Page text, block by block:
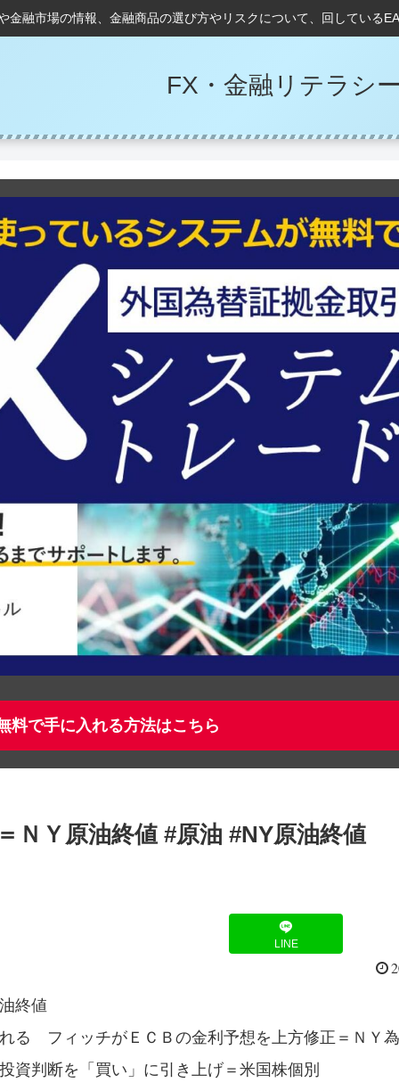
金融市場の情報、金融商品の選び方やリスクについて、回している
FX・金融リテラシー
料で手に入れる方法はこちら
ＮＹ原油終値 #原油 #NY原油終値
LINE
終値
る フィッチがＥＣＢの金利予想を上方修正＝ＮＹ
資判断を「買い」に引き上げ＝米国株個別